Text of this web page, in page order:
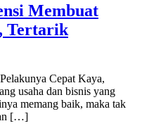
Membuat
Tertarik
Cepat Kaya,
usaha dan bisnis yang
memang baik, maka tak
[…]